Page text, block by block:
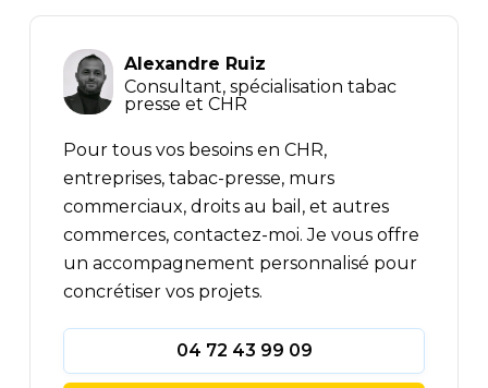
Alexandre Ruiz
Consultant, spécialisation tabac
presse et CHR
Pour tous vos besoins en CHR,
entreprises, tabac-presse, murs
commerciaux, droits au bail, et autres
commerces, contactez-moi. Je vous offre
un accompagnement personnalisé pour
concrétiser vos projets.
04 72 43 99 09